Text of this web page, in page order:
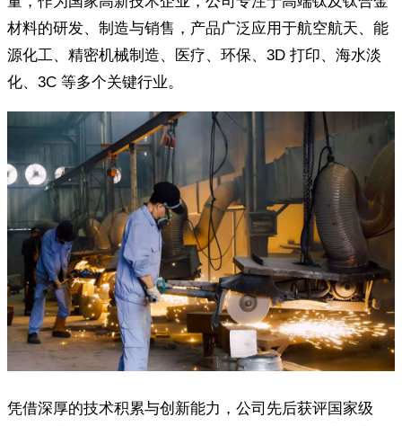
材料的研发、制造与销售，产品广泛应用于航空航天、能
源化工、精密机械制造、医疗、环保、3D 打印、海水淡
化、3C 等多个关键行业。
凭借深厚的技术积累与创新能力，公司先后获评国家级